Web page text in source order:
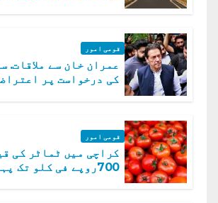
قومی امور
عمران خان سے ملاقات.
کی درخواست پر
قومی امور
کراچی میں ٹماٹر کی
700روپے فی کلو تک پہنچ گئی